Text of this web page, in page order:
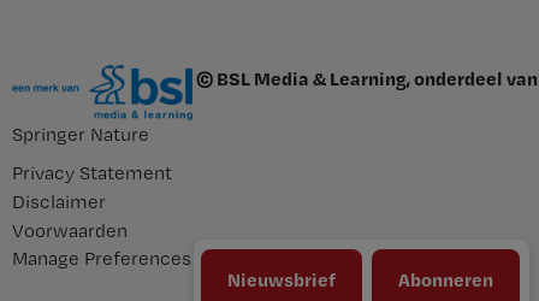
Nieuwsbrief Abonneren
© BSL Media & Learning, onderdeel van
Springer Nature
Privacy Statement
Disclaimer
Voorwaarden
Manage Preferences